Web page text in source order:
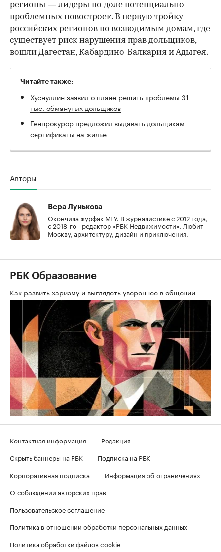
регионы — лидеры по доле потенциально
проблемных новостроек. В первую тройку
российских регионов по возводимым домам, где
существует риск нарушения прав дольщиков,
вошли Дагестан, Кабардино-Балкария и Адыгея.
Читайте также:
Хуснуллин заявил о плане решить проблемы 31
тыс. обманутых дольщиков
Генпрокурор предложил выдавать дольщикам
сертификаты на жилье
Авторы
Вера Лунькова
Окончила журфак МГУ. В журналистике с 2012 года,
с 2018-го - редактор «РБК-Недвижимости». Любит
Москву, архитектуру, дизайн и приключения.
РБК Образование
Как развить харизму и выглядеть увереннее в общении
Контактная информация
Редакция
Скрыть баннеры на РБК
Подписка на РБК
Корпоративная подписка
Информация об ограничениях
О соблюдении авторских прав
Пользовательское соглашение
Политика в отношении обработки персональных данных
Политика обработки файлов cookie